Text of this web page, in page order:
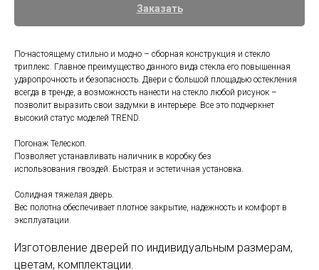
Заказать
По-настоящему стильно и модно – сборная конструкция и стекло
триплекс. Главное преимущество данного вида стекла его повышенная
ударопрочность и безопасность. Двери с большой площадью остекления
всегда в тренде, а возможность нанести на стекло любой рисунок –
позволит выразить свои задумки в интерьере. Все это подчеркнет
высокий статус моделей TREND.
Погонаж Телескоп.
Позволяет устанавливать наличник в коробку без
использования гвоздей. Быстрая и эстетичная установка.
Солидная тяжелая дверь.
Вес полотна обеспечивает плотное закрытие, надежность и комфорт в
эксплуатации.
Изготовление дверей по индивидуальным размерам,
цветам, комплектации.